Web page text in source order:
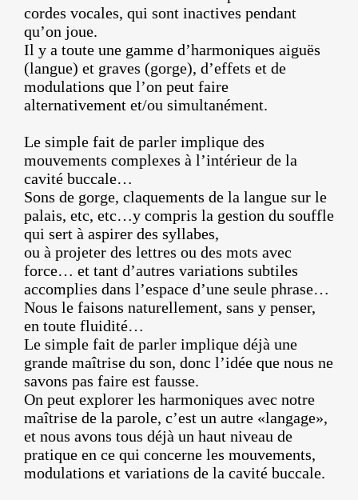
cordes vocales, qui sont inactives pendant
qu’on joue.
Il y a toute une gamme d’harmoniques aiguës
(langue) et graves (gorge), d’effets et de
modulations que l’on peut faire
alternativement et/ou simultanément.
Le simple fait de parler implique des
mouvements complexes à l’intérieur de la
cavité buccale…
Sons de gorge, claquements de la langue sur le
palais, etc, etc…y compris la gestion du souffle
qui sert à aspirer des syllabes,
ou à projeter des lettres ou des mots avec
force… et tant d’autres variations subtiles
accomplies dans l’espace d’une seule phrase…
Nous le faisons naturellement, sans y penser,
en toute fluidité…
Le simple fait de parler implique déjà une
grande maîtrise du son, donc l’idée que nous ne
savons pas faire est fausse.
On peut explorer les harmoniques avec notre
maîtrise de la parole, c’est un autre «langage»,
et nous avons tous déjà un haut niveau de
pratique en ce qui concerne les mouvements,
modulations et variations de la cavité buccale.